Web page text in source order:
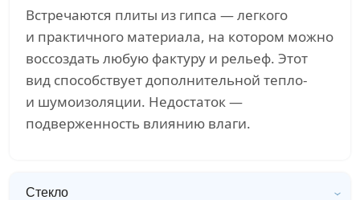
Встречаются плиты из гипса — легкого
и практичного материала, на котором можно
воссоздать любую фактуру и рельеф. Этот
вид способствует дополнительной тепло-
и шумоизоляции. Недостаток —
подверженность влиянию влаги.
Стекло